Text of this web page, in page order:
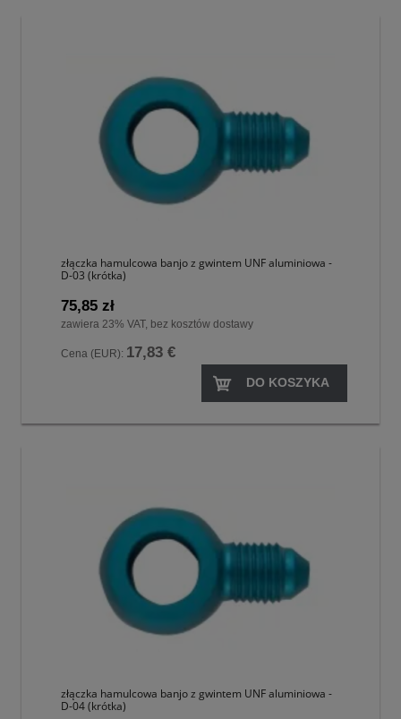
złączka hamulcowa banjo z gwintem UNF aluminiowa -
D-03 (krótka)
75,85 zł
zawiera 23% VAT, bez kosztów dostawy
Cena (EUR): 17,83 €
DO KOSZYKA
złączka hamulcowa banjo z gwintem UNF aluminiowa -
D-04 (krótka)